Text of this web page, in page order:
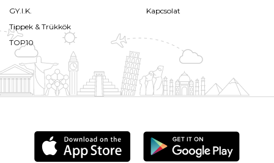
GY.I.K.
Tippek & Trükkök
TOP10
Kapcsolat